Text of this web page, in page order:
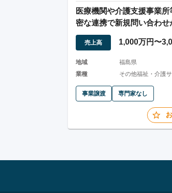
医療機関や介護支援事業所
密な連携で新規問い合わせ
せん。
売上高 1,000万円〜
地域
福島県
業種
その他福祉・介護
事業譲渡 専門家なし